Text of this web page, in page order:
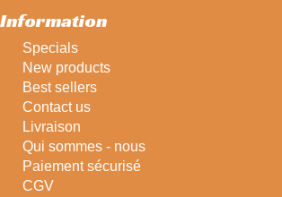
Information
Specials
New products
Best sellers
Contact us
Livraison
Qui sommes - nous
Paiement sécurisé
CGV